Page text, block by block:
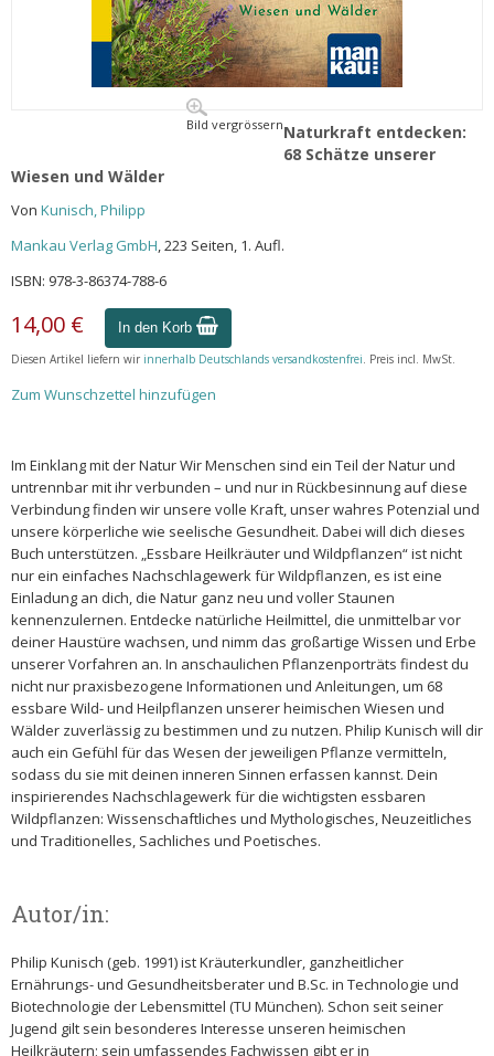
Bild vergrössernNaturkraft entdecken:
68 Schätze unserer
Wiesen und Wälder
Von Kunisch, Philipp
Mankau Verlag GmbH, 223 Seiten, 1. Aufl.
ISBN: 978-3-86374-788-6
14,00 € In den Korb
Diesen Artikel liefern wir innerhalb Deutschlands versandkostenfrei. Preis incl. MwSt.
Zum Wunschzettel hinzufügen
Im Einklang mit der Natur Wir Menschen sind ein Teil der Natur und
untrennbar mit ihr verbunden – und nur in Rückbesinnung auf diese
Verbindung finden wir unsere volle Kraft, unser wahres Potenzial und
unsere körperliche wie seelische Gesundheit. Dabei will dich dieses
Buch unterstützen. „Essbare Heilkräuter und Wildpflanzen“ ist nicht
nur ein einfaches Nachschlagewerk für Wildpflanzen, es ist eine
Einladung an dich, die Natur ganz neu und voller Staunen
kennenzulernen. Entdecke natürliche Heilmittel, die unmittelbar vor
deiner Haustüre wachsen, und nimm das großartige Wissen und Erbe
unserer Vorfahren an. In anschaulichen Pflanzenporträts findest du
nicht nur praxisbezogene Informationen und Anleitungen, um 68
essbare Wild- und Heilpflanzen unserer heimischen Wiesen und
Wälder zuverlässig zu bestimmen und zu nutzen. Philip Kunisch will dir
auch ein Gefühl für das Wesen der jeweiligen Pflanze vermitteln,
sodass du sie mit deinen inneren Sinnen erfassen kannst. Dein
inspirierendes Nachschlagewerk für die wichtigsten essbaren
Wildpflanzen: Wissenschaftliches und Mythologisches, Neuzeitliches
und Traditionelles, Sachliches und Poetisches.
Autor/in:
Philip Kunisch (geb. 1991) ist Kräuterkundler, ganzheitlicher
Ernährungs- und Gesundheitsberater und B.Sc. in Technologie und
Biotechnologie der Lebensmittel (TU München). Schon seit seiner
Jugend gilt sein besonderes Interesse unseren heimischen
Heilkräutern; sein umfassendes Fachwissen gibt er in